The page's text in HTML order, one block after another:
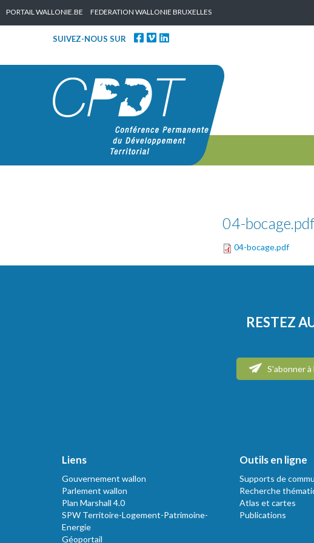
PORTAIL WALLONIE.BE FEDERATION WALLONIE BRUXELLES
SUIVEZ-NOUS SUR
04-bocage.pdf
04-bocage.pdf
RESTEZ
S'abonner
Liens
Gouvernement wallon
Parlement wallon
Plan Marshall 4.0
SPW Territoire-Logement-Patrimoine-
Energie
Géoportail
Outils en ligne
Supports de
Recherche
Atlas et cartes
Publications